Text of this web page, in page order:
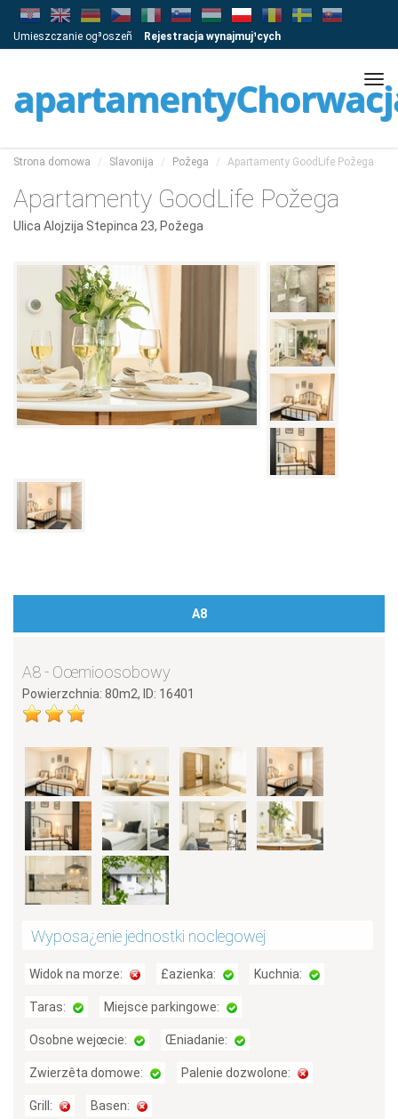
Umieszczanie og³oszeñ Rejestracja wynajmuj¹cych
Strona domowa Slavonija Požega Apartamenty GoodLife Požega
Apartamenty GoodLife Požega
Ulica Alojzija Stepinca 23, Požega
A8
A8 - Oœmioosobowy
Powierzchnia: 80m2, ID: 16401
Wyposa¿enie jednostki noclegowej
Widok na morze: £azienka: Kuchnia:
Taras: Miejsce parkingowe:
Osobne wejœcie: Œniadanie:
Zwierzêta domowe: Palenie dozwolone:
Grill: Basen: